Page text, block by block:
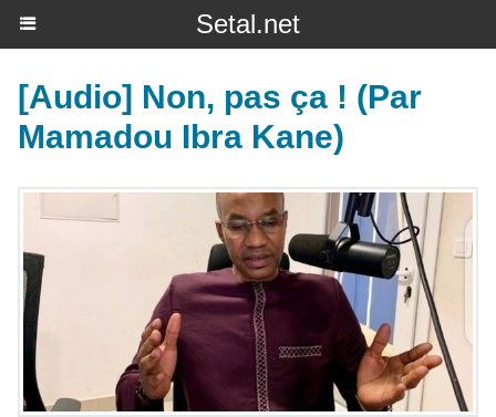
Setal.net
[Audio] Non, pas ça ! (Par
Mamadou Ibra Kane)